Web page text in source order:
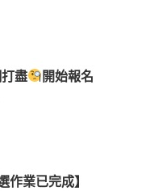
盡 開始報名
作業已完成】